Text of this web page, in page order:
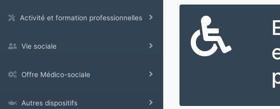
Activité et formation professionnelles
Vie sociale
Offre Médico-sociale
Autres dispositifs